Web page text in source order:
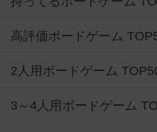
高評価ボードゲーム
2人用ボードゲーム
3～4人用ボードゲーム